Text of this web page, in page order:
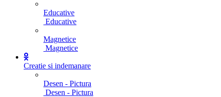
Educative
Educative
Magnetice
Magnetice
Creatie si indemanare
Desen - Pictura
Desen - Pictura